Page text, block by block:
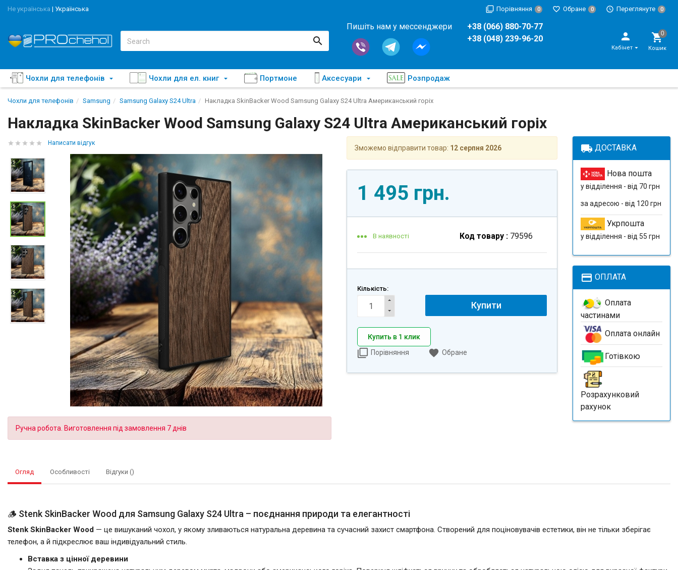
Не українська | Українська Порівняння 0 Обране 0 Переглянуте 0
Пишіть нам у мессенджери
+38 (066) 880-70-77
+38 (048) 239-96-20
Кабінет Кошик
Чохли для телефонів Чохли для ел. книг Портмоне Аксесуари Розпродаж
Чохли для телефонів Samsung Samsung Galaxy S24 Ultra Накладка SkinBacker Wood Samsung Galaxy S24 Ultra Американський горіх
Накладка SkinBacker Wood Samsung Galaxy S24 Ultra Американський горіх
Написати відгук
Ручна робота. Виготовлення під замовлення 7 днів
Зможемо відправити товар: 12 серпня 2026
1 495 грн.
В наявності Код товару : 79596
Кількість:
Купити
Купить в 1 клик
Порівняння
Обране
local_shipping ДОСТАВКА
Нова пошта
у відділення - від 70 грн
за адресою - від 120 грн
Укрпошта
у відділення - від 55 грн
payment ОПЛАТА
Оплата
частинами
Оплата онлайн
Готівкою
Розрахунковий
рахунок
Огляд Особливості Відгуки ()
🪵 Stenk SkinBacker Wood для Samsung Galaxy S24 Ultra – поєднання природи та елегантності
Stenk SkinBacker Wood — це вишуканий чохол, у якому зливаються натуральна деревина та сучасний захист смартфона. Створений для поціновувачів естетики, він не тільки зберігає
телефон, а й підкреслює ваш індивідуальний стиль.
Вставка з цінної деревини